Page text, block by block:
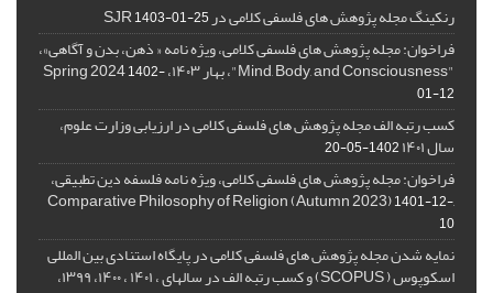
رنکینگ مجله پژوهش های فلسفی کلامی در SJR1403-01-25
فراخوان: مجله پژوهش های فلسفی کلامی، ویژه نامه « ذهن، بدن و آگاهی»،
"Mind, Body, and Consciousness"، بهار ۱۴۰۳، Spring 2024
1402-
01-12
کسب رتبه الف مجله پژوهش های فلسفی کلامی در ارزیابی وزارت علوم،
سال ۱۴۰۱ 1402-05-20
فراخوان: مجله پژوهش های فلسفی کلامی، ویژه نامه فلسفه دین تطبیقی،
,Comparative Philosophy of Religion (Autumn 2023)
1401-12-
10
نمایه شدن مجله پژوهش های فلسفی کلامی در پایگاه استنادی بین المللی
اسکوپوس ( SCOPUS) و کسب رتبه الف در سالهای ، ۱۴۰۱ ، ۱۴۰۰، ۱۳۹۹،